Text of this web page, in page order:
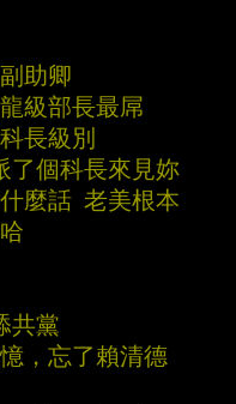
助卿
級部長最屌
長級別
了個科長來見妳
麼話 老美根本
共黨
，忘了賴清德